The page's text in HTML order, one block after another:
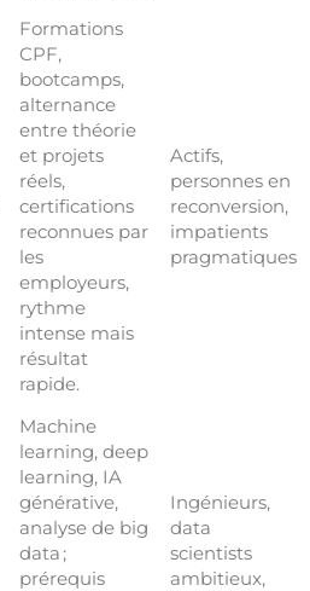
Formations
CPF,
bootcamps,
alternance
entre théorie
et projets
réels,
certifications
reconnues par
les
employeurs,
rythme
intense mais
résultat
rapide.
Actifs,
personnes en
reconversion,
impatients
pragmatiques
Machine
learning, deep
learning, IA
générative,
analyse de big
data ;
prérequis
Ingénieurs,
data
scientists
ambitieux,